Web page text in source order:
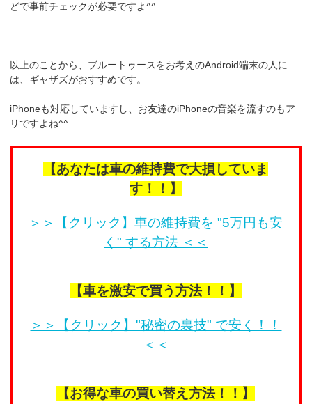
どで事前チェックが必要ですよ^^
以上のことから、ブルートゥースをお考えのAndroid端末の人に
は、ギャザズがおすすめです。
iPhoneも対応していますし、お友達のiPhoneの音楽を流すのもア
リですよね^^
【あなたは車の維持費で大損していま
す！！】
＞＞【クリック】車の維持費を "5万円も安
く" する方法 ＜＜
【車を激安で買う方法！！】
＞＞【クリック】"秘密の裏技" で安く！！
＜＜
【お得な車の買い替え方法！！】